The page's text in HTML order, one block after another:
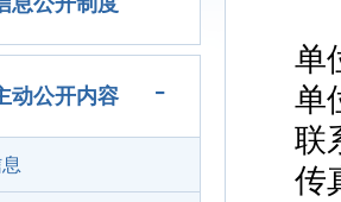
动公开内容 -
单
单
联
传